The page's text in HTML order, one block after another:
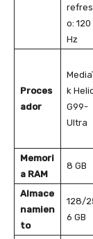
o: 120
Hz
Proces
ador
k
G99-
Ultra
Memori
a RAM
8 GB
Almace
namien
to
128/
6 GB